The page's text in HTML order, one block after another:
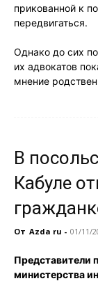
прикованной к
передвигаться.
Однако до сих
их адвокатов
мнение
В
Кабуле
От Azda ru - 01/11/
Представители
министерства